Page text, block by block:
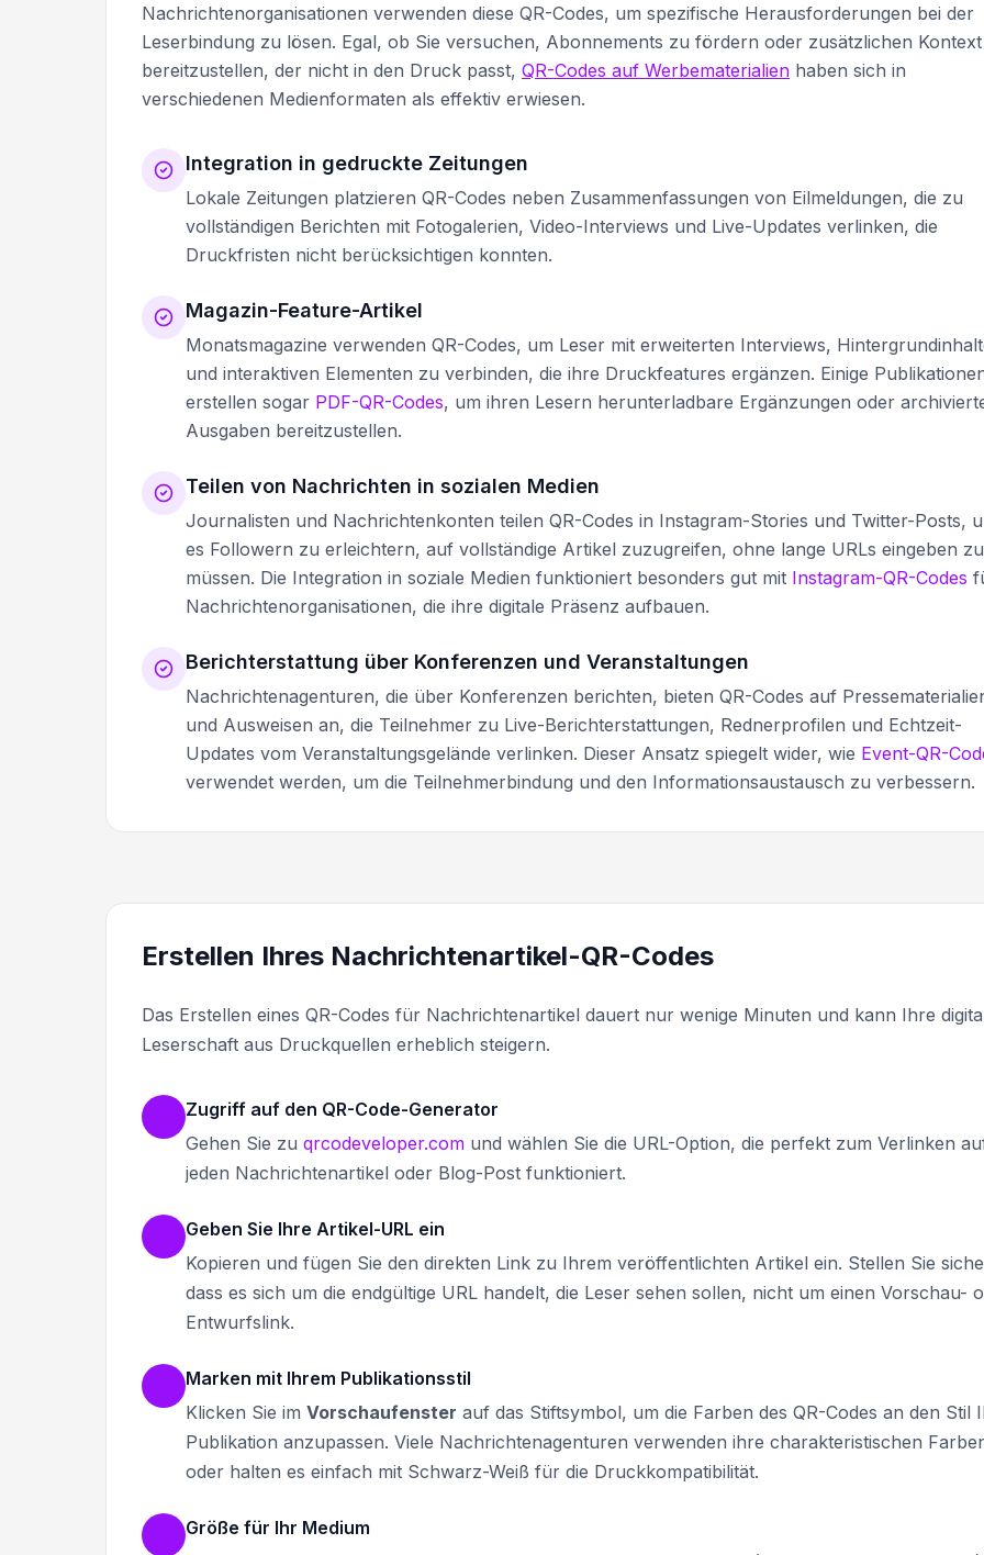
Nachrichtenorganisationen verwenden diese QR-Codes, um spezifische Herausforderungen bei der
Leserbindung zu lösen. Egal, ob Sie versuchen, Abonnements zu fördern oder zusätzlichen Kontext
bereitzustellen, der nicht in den Druck passt, QR-Codes auf Werbematerialien haben sich in
verschiedenen Medienformaten als effektiv erwiesen.
Integration in gedruckte Zeitungen
Lokale Zeitungen platzieren QR-Codes neben Zusammenfassungen von Eilmeldungen, die zu
vollständigen Berichten mit Fotogalerien, Video-Interviews und Live-Updates verlinken, die
Druckfristen nicht berücksichtigen konnten.
Magazin-Feature-Artikel
Monatsmagazine verwenden QR-Codes, um Leser mit erweiterten Interviews,
und interaktiven Elementen zu verbinden, die ihre Druckfeatures ergänzen. Einige
erstellen sogar PDF-QR-Codes, um ihren Lesern herunterladbare Ergänzungen oder
Ausgaben bereitzustellen.
Teilen von Nachrichten in sozialen Medien
Journalisten und Nachrichtenkonten teilen QR-Codes in Instagram-Stories und Twitter-Posts,
es Followern zu erleichtern, auf vollständige Artikel zuzugreifen, ohne lange URLs eingeben zu
müssen. Die Integration in soziale Medien funktioniert besonders gut mit Instagram-QR-Codes
Nachrichtenorganisationen, die ihre digitale Präsenz aufbauen.
Berichterstattung über Konferenzen und Veranstaltungen
Nachrichtenagenturen, die über Konferenzen berichten, bieten QR-Codes auf
und Ausweisen an, die Teilnehmer zu Live-Berichterstattungen, Rednerprofilen und Echtzeit-
Updates vom Veranstaltungsgelände verlinken. Dieser Ansatz spiegelt wider, wie Event-QR-
verwendet werden, um die Teilnehmerbindung und den Informationsaustausch zu verbessern.
Erstellen Ihres Nachrichtenartikel-QR-Codes
Das Erstellen eines QR-Codes für Nachrichtenartikel dauert nur wenige Minuten und kann Ihre
Leserschaft aus Druckquellen erheblich steigern.
Zugriff auf den QR-Code-Generator
Gehen Sie zu qrcodeveloper.com und wählen Sie die URL-Option, die perfekt zum Verlinken
jeden Nachrichtenartikel oder Blog-Post funktioniert.
Geben Sie Ihre Artikel-URL ein
Kopieren und fügen Sie den direkten Link zu Ihrem veröffentlichten Artikel ein. Stellen Sie
dass es sich um die endgültige URL handelt, die Leser sehen sollen, nicht um einen Vorschau-
Entwurfslink.
Marken mit Ihrem Publikationsstil
Klicken Sie im Vorschaufenster auf das Stiftsymbol, um die Farben des QR-Codes an den Stil
Publikation anzupassen. Viele Nachrichtenagenturen verwenden ihre charakteristischen
oder halten es einfach mit Schwarz-Weiß für die Druckkompatibilität.
Größe für Ihr Medium